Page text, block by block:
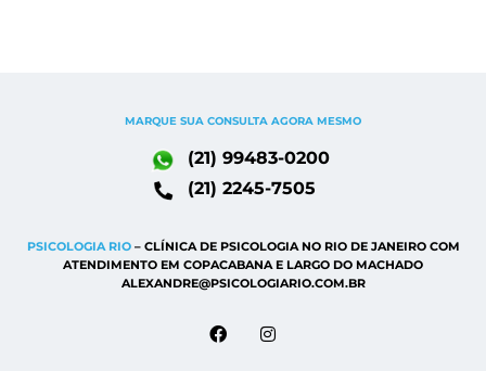
MARQUE SUA CONSULTA AGORA MESMO
(21) 99483-0200
(21) 2245-7505
PSICOLOGIA RIO– CLÍNICA DE PSICOLOGIA NO RIO DE JANEIRO COM
ATENDIMENTO EM COPACABANA E LARGO DO MACHADO
ALEXANDRE@PSICOLOGIARIO.COM.BR